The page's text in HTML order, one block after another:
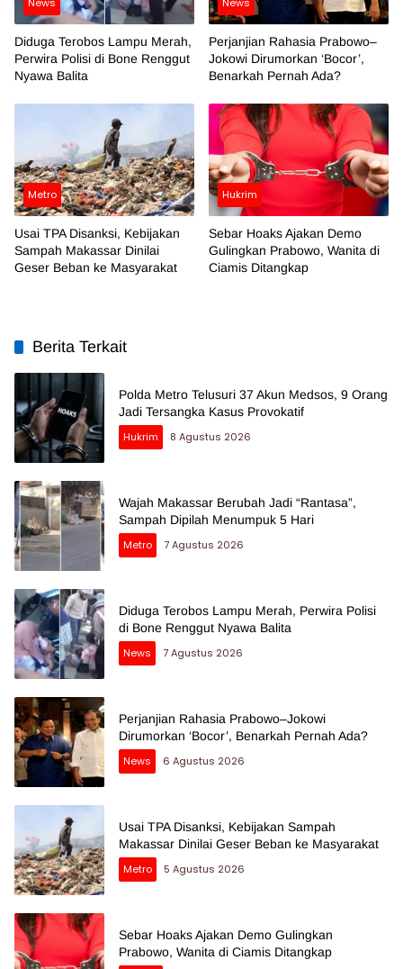
Diduga Terobos Lampu Merah,
Perwira Polisi di Bone Renggut
Nyawa Balita
Perjanjian Rahasia Prabowo–
Jokowi Dirumorkan ‘Bocor’,
Benarkah Pernah Ada?
Metro
Usai TPA Disanksi, Kebijakan
Sampah Makassar Dinilai
Geser Beban ke Masyarakat
Hukrim
Sebar Hoaks Ajakan Demo
Gulingkan Prabowo, Wanita di
Ciamis Ditangkap
Berita Terkait
Polda Metro Telusuri 37 Akun Medsos, 9 Orang
Jadi Tersangka Kasus Provokatif
Hukrim
8 Agustus 2026
Wajah Makassar Berubah Jadi “Rantasa”,
Sampah Dipilah Menumpuk 5 Hari
Metro
7 Agustus 2026
Diduga Terobos Lampu Merah, Perwira Polisi
di Bone Renggut Nyawa Balita
News
7 Agustus 2026
Perjanjian Rahasia Prabowo–Jokowi
Dirumorkan ‘Bocor’, Benarkah Pernah Ada?
News
6 Agustus 2026
Usai TPA Disanksi, Kebijakan Sampah
Makassar Dinilai Geser Beban ke Masyarakat
Metro
5 Agustus 2026
Sebar Hoaks Ajakan Demo Gulingkan
Prabowo, Wanita di Ciamis Ditangkap